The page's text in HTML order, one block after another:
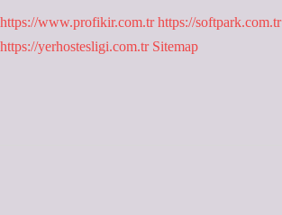
https://www.profikir.com.tr https://softpark.com.tr
https://yerhostesligi.com.tr Sitemap